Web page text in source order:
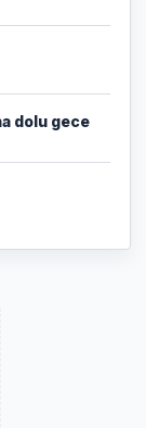
dolu gece